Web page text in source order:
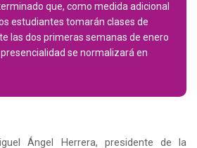
que, como medida adicional
estudiantes tomarán clases de
las dos primeras semanas de enero
se normalizará en
Ángel Herrera, presidente de la